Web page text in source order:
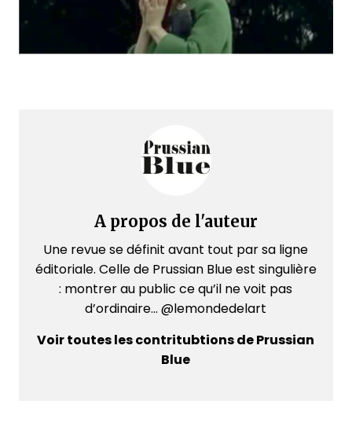
A propos de l'auteur
Une revue se définit avant tout par sa ligne
éditoriale. Celle de Prussian Blue est singulière
: montrer au public ce qu’il ne voit pas
d’ordinaire... @lemondedelart
Voir toutes les contritubtions de Prussian
Blue